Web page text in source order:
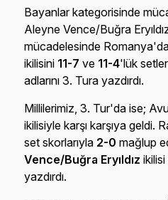
Bayanlar kategorisinde
Aleyne Vence/Buğra
mücadelesinde
ikilisini 11-7 ve 11-4'lük
adlarını 3. Tura yazdırdı.
Millilerimiz, 3. Tur'da ise;
ikilisiyle karşı karşıya geldi.
set skorlarıyla 2-0 mağlup
Vence/Buğra Eryıldız ikilisi
yazdırdı.